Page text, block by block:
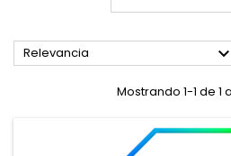
Relevancia 
Mostrando 1-1 de 1